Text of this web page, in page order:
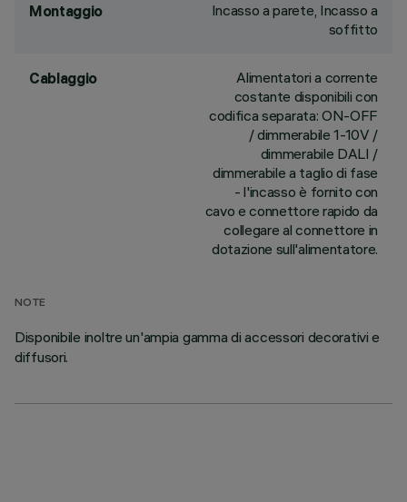
Montaggio
Incasso a parete, Incasso a
soffitto
Cablaggio
Alimentatori a corrente
costante disponibili con
codifica separata: ON-OFF
/ dimmerabile 1-10V /
dimmerabile DALI /
dimmerabile a taglio di fase
- l'incasso è fornito con
cavo e connettore rapido da
collegare al connettore in
dotazione sull'alimentatore.
NOTE
Disponibile inoltre un'ampia gamma di accessori decorativi e
diffusori.